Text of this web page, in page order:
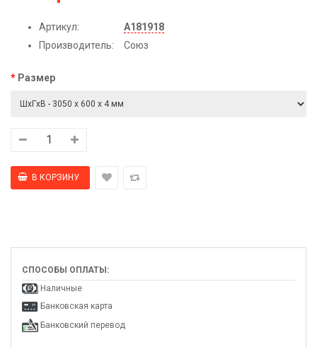
Артикул:
А181918
Производитель:
Союз
Размер
СПОСОБЫ ОПЛАТЫ:
Наличные
Банковская карта
Банковский перевод